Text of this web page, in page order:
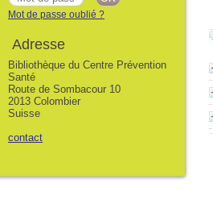
Mot de passe oublié ?
Adresse
Bibliothèque du Centre Prévention
Santé
Route de Sombacour 10
2013 Colombier
Suisse
contact